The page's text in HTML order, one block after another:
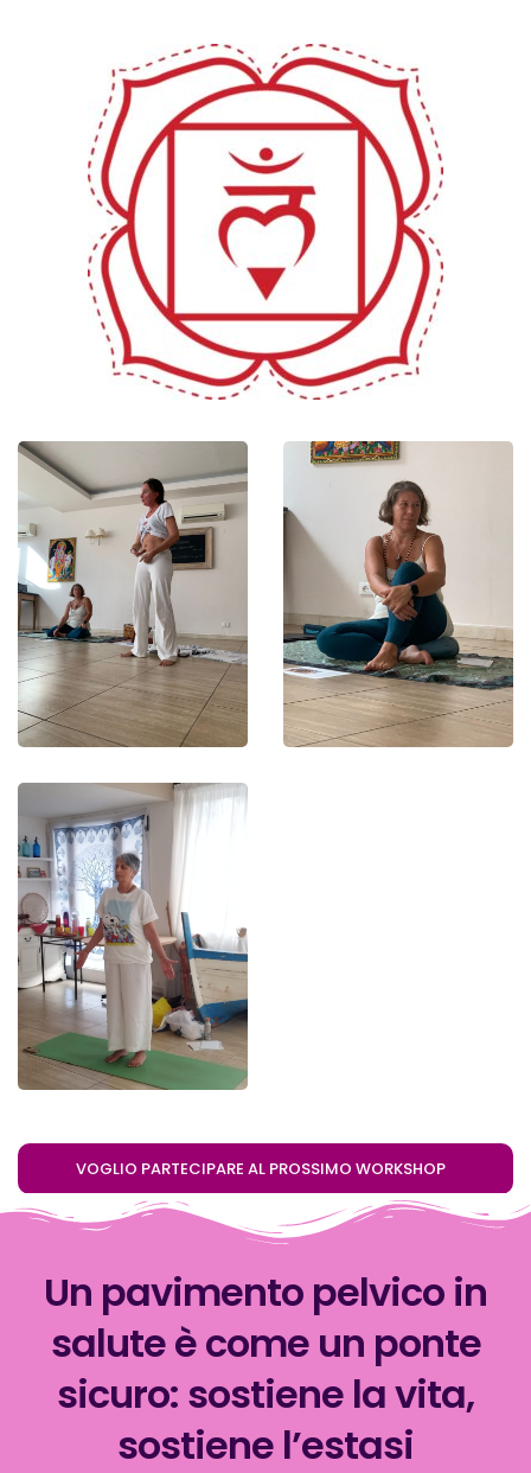
VOGLIO PARTECIPARE AL PROSSIMO WORKSHOP
Un pavimento pelvico in
salute è come un ponte
sicuro: sostiene la vita,
sostiene l’estasi